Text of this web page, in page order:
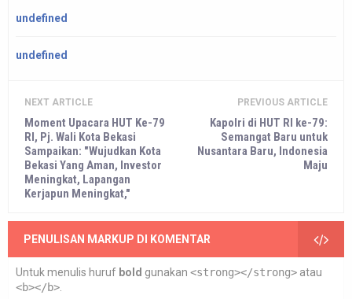
undefined
undefined
NEXT ARTICLE
Moment Upacara HUT Ke-79
RI, Pj. Wali Kota Bekasi
Sampaikan: "Wujudkan Kota
Bekasi Yang Aman, Investor
Meningkat, Lapangan
Kerjapun Meningkat,"
PREVIOUS ARTICLE
Kapolri di HUT RI ke-79:
Semangat Baru untuk
Nusantara Baru, Indonesia
Maju
PENULISAN MARKUP DI KOMENTAR
Untuk menulis huruf bold gunakan <strong></strong> atau
<b></b>